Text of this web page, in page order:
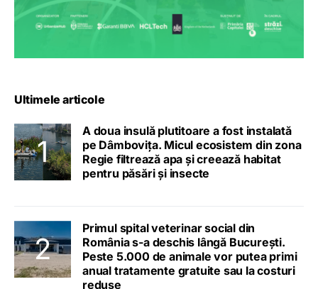
Ultimele articole
A doua insulă plutitoare a fost instalată
pe Dâmbovița. Micul ecosistem din zona
Regie filtrează apa și creează habitat
pentru păsări și insecte
Primul spital veterinar social din
România s-a deschis lângă București.
Peste 5.000 de animale vor putea primi
anual tratamente gratuite sau la costuri
reduse